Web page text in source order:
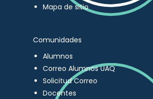
Mapa de sitio
Comunidades
Alumnos
Correo Alumnos UAQ
Solicitud Correo
Docentes